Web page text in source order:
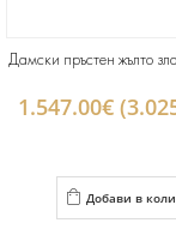
Дамски пръстен жълто
1.547.00€
Добави в